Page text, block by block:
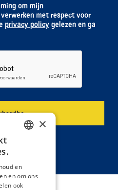
om mijn
met respect voor
privacy policy gelezen en ga
×
en
en om ons
ook